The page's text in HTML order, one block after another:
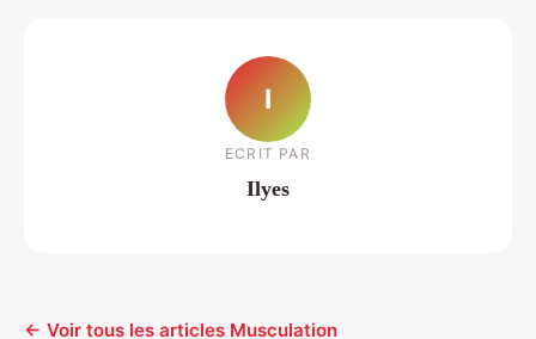
I
ECRIT PAR
Ilyes
← Voir tous les articles Musculation